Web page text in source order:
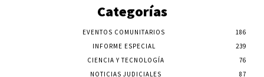
Categorías
EVENTOS COMUNITARIOS
186
INFORME ESPECIAL
239
CIENCIA Y TECNOLOGÍA
76
NOTICIAS JUDICIALES
87